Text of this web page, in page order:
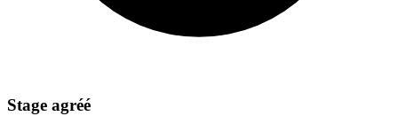
Stage agréé